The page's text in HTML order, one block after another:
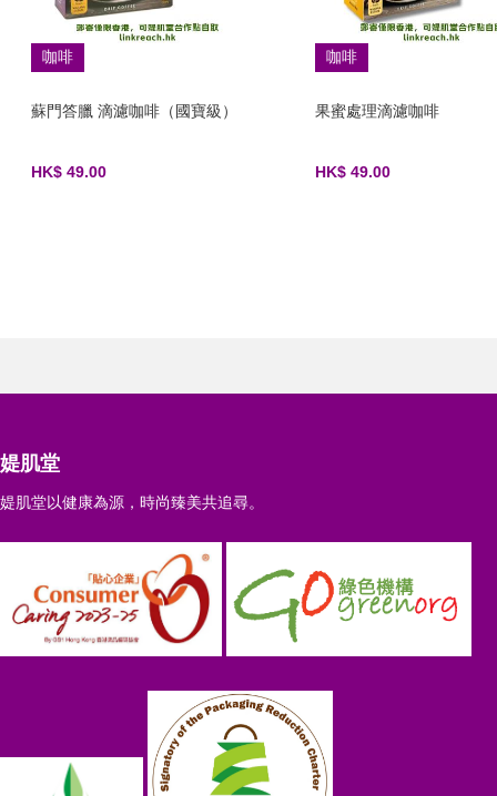
咖啡
蘇門答臘 滴濾咖啡（國寶級）
HK$ 49.00
咖啡
果蜜處理滴濾咖啡
HK$ 49.00
媞肌堂
媞肌堂以健康為源，時尚臻美共追尋。